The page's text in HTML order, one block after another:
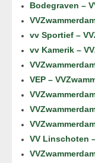
Bodegraven –
vv Sportief –
vv Kamerik –
VEP –
VV Linschoten